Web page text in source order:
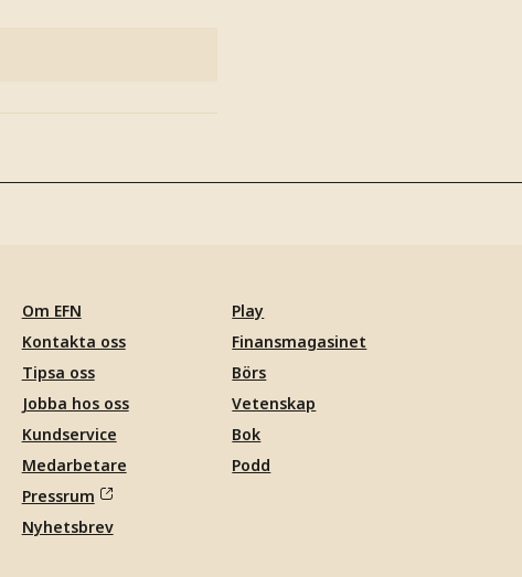
Om EFN
Kontakta oss
Tipsa oss
Jobba hos oss
Kundservice
Medarbetare
Pressrum
Nyhetsbrev
Play
Finansmagasinet
Börs
Vetenskap
Bok
Podd